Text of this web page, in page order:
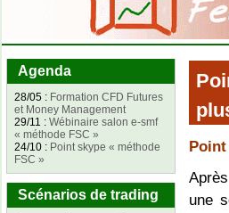
Agenda
28/05 : Formation CFD Futures
et Money Management
29/11 : Wébinaire salon e-smf
« méthode FSC »
24/10 : Point skype « méthode
FSC »
Scénarios de trading
une